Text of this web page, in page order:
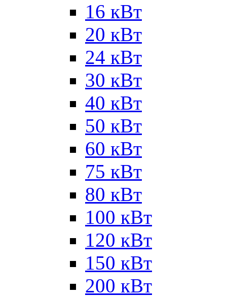
16 кВт
20 кВт
24 кВт
30 кВт
40 кВт
50 кВт
60 кВт
75 кВт
80 кВт
100 кВт
120 кВт
150 кВт
200 кВт